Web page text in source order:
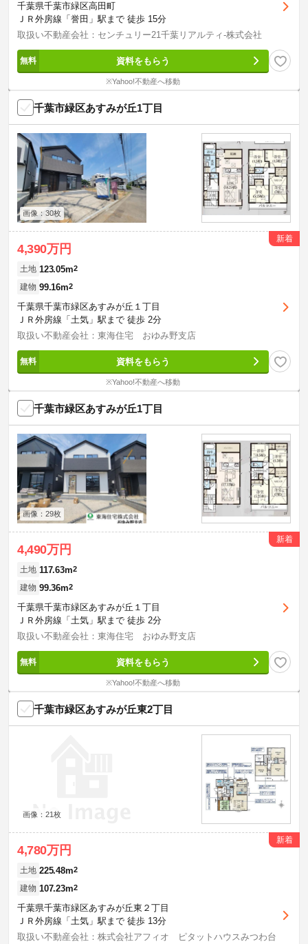
千葉県千葉市緑区高田町
ＪＲ外房線「誉田」駅まで 徒歩 15分
取扱い不動産会社：センチュリー21千葉リアルティ-株式会社
資料をもらう
※Yahoo!不動産へ移動
千葉市緑区あすみが丘1丁目
画像：30枚
4,390万円
新着
土地 123.05m2
建物 99.16m2
千葉県千葉市緑区あすみが丘１丁目
ＪＲ外房線「土気」駅まで 徒歩 2分
取扱い不動産会社：東海住宅 おゆみ野支店
資料をもらう
※Yahoo!不動産へ移動
千葉市緑区あすみが丘1丁目
画像：29枚
4,490万円
新着
土地 117.63m2
建物 99.36m2
千葉県千葉市緑区あすみが丘１丁目
ＪＲ外房線「土気」駅まで 徒歩 2分
取扱い不動産会社：東海住宅 おゆみ野支店
資料をもらう
※Yahoo!不動産へ移動
千葉市緑区あすみが丘東2丁目
画像：21枚
4,780万円
新着
土地 225.48m2
建物 107.23m2
千葉県千葉市緑区あすみが丘東２丁目
ＪＲ外房線「土気」駅まで 徒歩 13分
取扱い不動産会社：株式会社アフィオ ピタットハウスみつわ台